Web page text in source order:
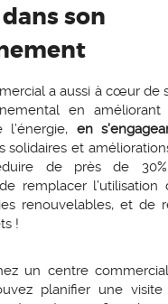
son
a aussi à cœur de
en
en
solidaires et
de près de
remplacer l’utilisation
renouvelables, et de
!
un centre
planifier une